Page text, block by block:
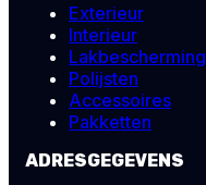
Exterieur
Interieur
Lakbescherming
Polijsten
Accessoires
Pakketten
ADRESGEGEVENS